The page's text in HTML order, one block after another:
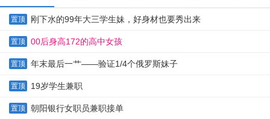
置顶 刚下水的99年大三学生妹，好身材也要秀出来
置顶 00后身高172的高中女孩
置顶 年末最后一艹——验证1/4个俄罗斯妹子
置顶 19岁学生兼职
置顶 朝阳银行女职员兼职接单